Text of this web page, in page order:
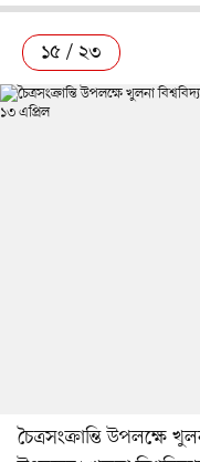
১৫ / ২৩
চৈত্রসংক্রান্তি উপলক্ষে